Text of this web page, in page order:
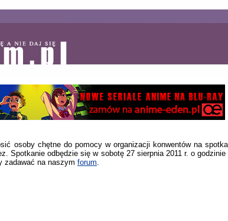
osoby chętne do pomocy w organizacji konwentów na
Spotkanie odbędzie się w sobotę 27 sierpnia 2011 r. o
zadawać na naszym forum